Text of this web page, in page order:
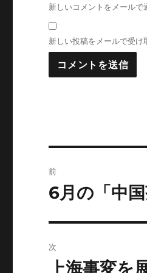
新しいコメントをメールで
新しい投稿をメールで受け
稿
ゲ
前
前
投
稿:
6月の「中
次
次上海事変を